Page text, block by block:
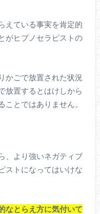
えている事実を肯定的
がヒプノセラピストの
かごで放置された状況
放置するとはけしから
とではありません。
、より強いネガティブ
ストになってはいけな
なとらえ方に気付いて